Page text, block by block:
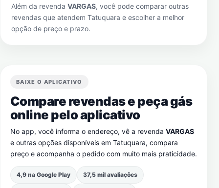
Além da revenda VARGAS, você pode comparar outras
revendas que atendem Tatuquara e escolher a melhor
opção de preço e prazo.
BAIXE O APLICATIVO
Compare revendas e peça gás
online pelo aplicativo
No app, você informa o endereço, vê a revenda VARGAS
e outras opções disponíveis em Tatuquara, compara
preço e acompanha o pedido com muito mais praticidade.
4,9 na Google Play 37,5 mil avaliações